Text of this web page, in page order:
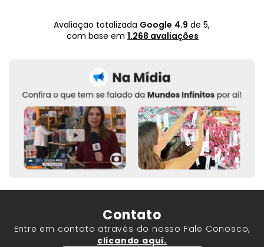
Avaliação totalizada Google 4.9 de 5,
com base em 1.268 avaliações
Contato
Entre em contato através do nosso Fale Conosco,
clicando aqui.